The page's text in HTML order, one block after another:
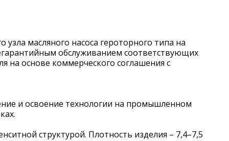
масляного насоса героторного типа на
обслуживанием соответствующих
на основе коммерческого соглашения с
и освоение технологии на промышленном
структурой. Плотность изделия – 7,4–7,5